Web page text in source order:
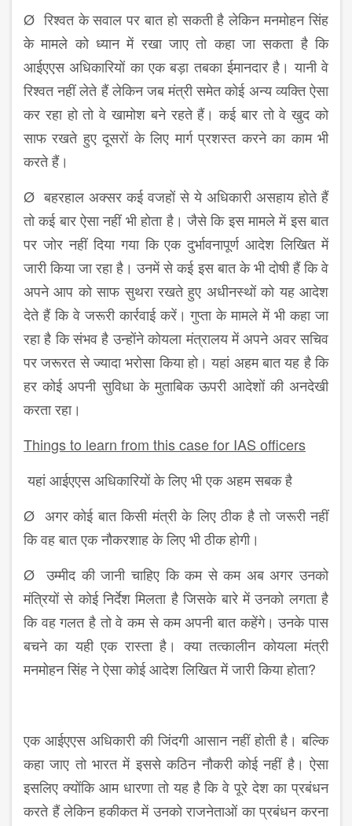
Ø रिश्वत के सवाल पर बात हो सकती है लेकिन मनमोहन सिंह
के मामले को ध्यान में रखा जाए तो कहा जा सकता है कि
आईएएस अधिकारियों का एक बड़ा तबका ईमानदार है। यानी वे
रिश्वत नहीं लेते हैं लेकिन जब मंत्री समेत कोई अन्य व्यक्ति ऐसा
कर रहा हो तो वे खामोश बने रहते हैं। कई बार तो वे खुद को
साफ रखते हुए दूसरों के लिए मार्ग प्रशस्त करने का काम भी
करते हैं।
Ø बहरहाल अक्सर कई वजहों से ये अधिकारी असहाय होते हैं
तो कई बार ऐसा नहीं भी होता है। जैसे कि इस मामले में इस बात
पर जोर नहीं दिया गया कि एक दुर्भावनापूर्ण आदेश लिखित में
जारी किया जा रहा है। उनमें से कई इस बात के भी दोषी हैं कि वे
अपने आप को साफ सुथरा रखते हुए अधीनस्थों को यह आदेश
देते हैं कि वे जरूरी कार्रवाई करें। गुप्ता के मामले में भी कहा जा
रहा है कि संभव है उन्होंने कोयला मंत्रालय में अपने अवर सचिव
पर जरूरत से ज्यादा भरोसा किया हो। यहां अहम बात यह है कि
हर कोई अपनी सुविधा के मुताबिक ऊपरी आदेशों की अनदेखी
करता रहा।
Things to learn from this case for IAS officers
यहां आईएएस अधिकारियों के लिए भी एक अहम सबक है
Ø अगर कोई बात किसी मंत्री के लिए ठीक है तो जरूरी नहीं
कि वह बात एक नौकरशाह के लिए भी ठीक होगी।
Ø उम्मीद की जानी चाहिए कि कम से कम अब अगर उनको
मंत्रियों से कोई निर्देश मिलता है जिसके बारे में उनको लगता है
कि वह गलत है तो वे कम से कम अपनी बात कहेंगे। उनके पास
बचने का यही एक रास्ता है। क्या तत्कालीन कोयला मंत्री
मनमोहन सिंह ने ऐसा कोई आदेश लिखित में जारी किया होता?
एक आईएएस अधिकारी की जिंदगी आसान नहीं होती है। बल्कि
कहा जाए तो भारत में इससे कठिन नौकरी कोई नहीं है। ऐसा
इसलिए क्योंकि आम धारणा तो यह है कि वे पूरे देश का प्रबंधन
करते हैं लेकिन हकीकत में उनको राजनेताओं का प्रबंधन करना